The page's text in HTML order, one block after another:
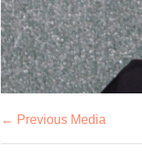
← Previous Media